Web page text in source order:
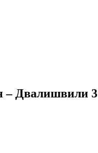
– Двалишвили